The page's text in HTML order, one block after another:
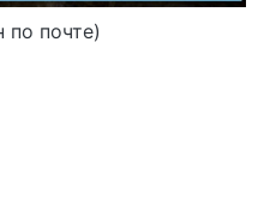
по почте)